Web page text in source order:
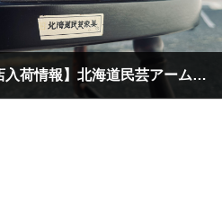
【広瀬町店入荷情報】北海道民芸アームチェアの買取をさせていただきました。